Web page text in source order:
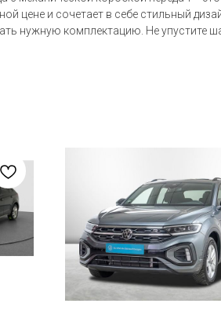
цене и сочетает в себе стильный
нужную комплектацию. Не упустите